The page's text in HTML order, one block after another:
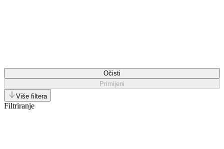
Očisti
Primijeni
Više filtera
Filtriranje